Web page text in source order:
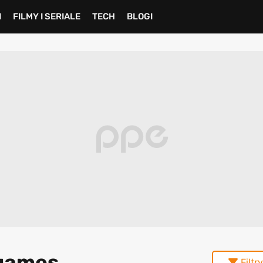
FILMY I SERIALE TECH BLOGI